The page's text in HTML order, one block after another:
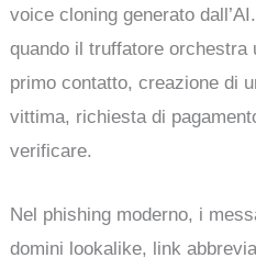
voice cloning generato
quando il truffatore orchestra
primo contatto, creazione di
vittima, richiesta di
verificare.
Nel phishing moderno, i
domini lookalike, link